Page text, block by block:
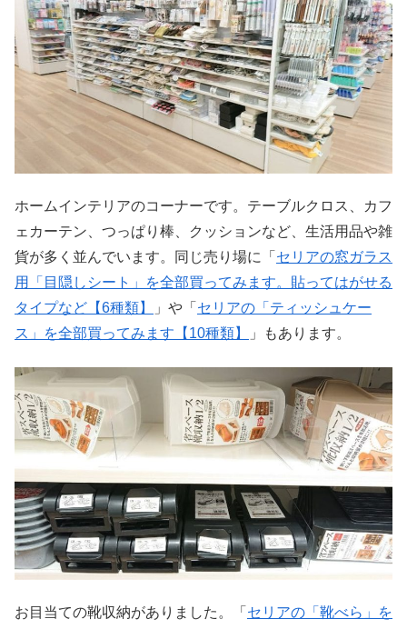
ホームインテリアのコーナーです。テーブルクロス、カフ
ェカーテン、つっぱり棒、クッションなど、生活用品や雑
貨が多く並んでいます。同じ売り場に「 セリアの窓ガラス
用「目隠しシート」を全部買ってみます。貼ってはがせる
タイプなど【6種類】
」や「 セリアの「ティッシュケー
ス」を全部買ってみます【10種類】
」もあります。
お目当ての靴収納がありました。「 セリアの「靴べら」を